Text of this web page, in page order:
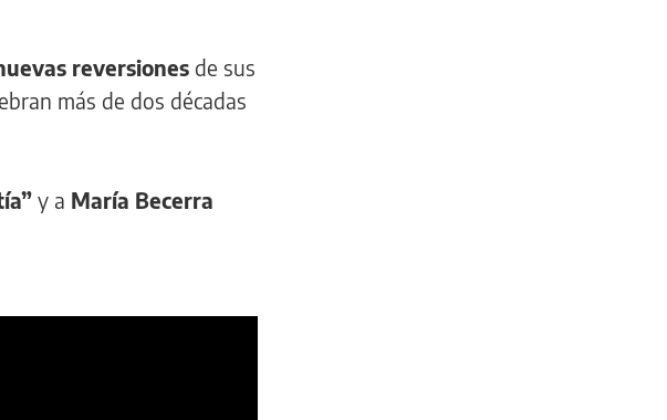
reversiones de sus
más de dos décadas
y a María Becerra